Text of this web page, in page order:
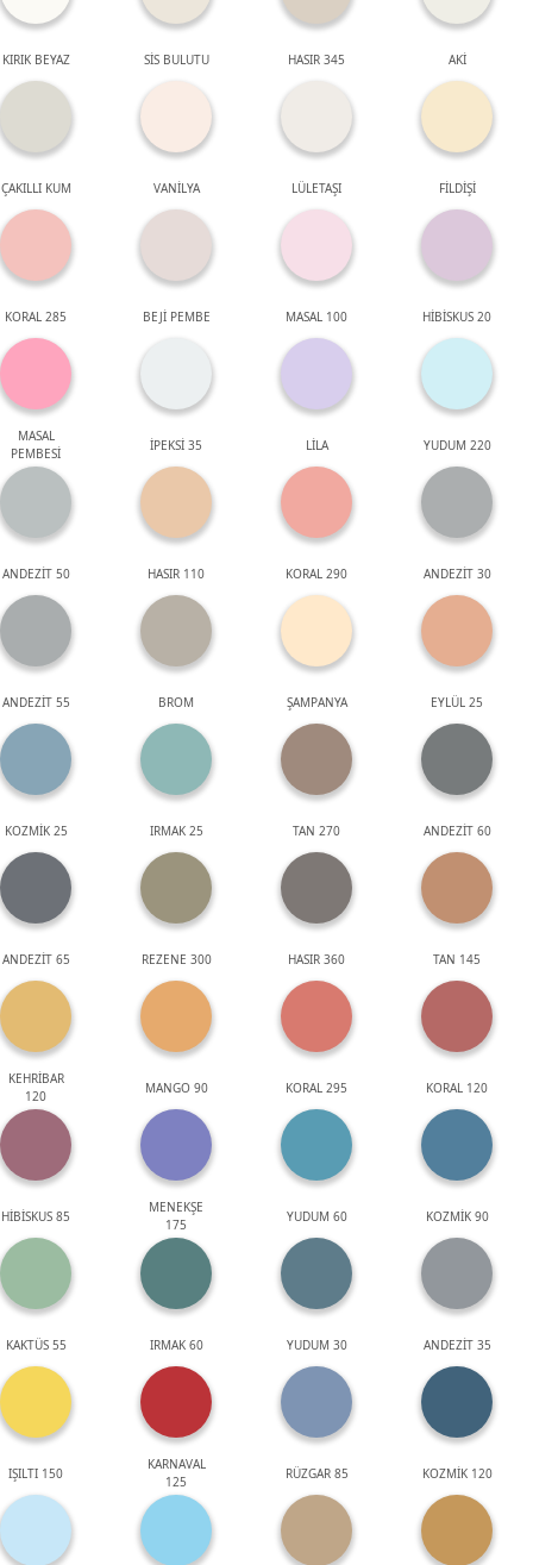
KIRIK BEYAZ SİS BULUTU HASIR 345 AKİ
ÇAKILLI KUM VANİLYA LÜLETAŞI FİLDİŞİ
KORAL 285 BEJİ PEMBE MASAL 100 HİBİSKUS 20
MASAL
PEMBESİ
İPEKSİ 35 LİLA YUDUM 220
ANDEZİT 50 HASIR 110 KORAL 290 ANDEZİT 30
ANDEZİT 55 BROM ŞAMPANYA EYLÜL 25
KOZMİK 25 IRMAK 25 TAN 270 ANDEZİT 60
ANDEZİT 65 REZENE 300 HASIR 360 TAN 145
KEHRİBAR
120
MANGO 90 KORAL 295 KORAL 120
HİBİSKUS 85
MENEKŞE
175
YUDUM 60 KOZMİK 90
KAKTÜS 55 IRMAK 60 YUDUM 30 ANDEZİT 35
IŞILTI 150
KARNAVAL
125
RÜZGAR 85 KOZMİK 120